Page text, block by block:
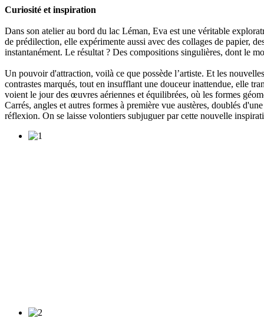
Curiosité et inspiration
Dans son atelier au bord du lac Léman, Eva est une véritable
de prédilection, elle expérimente aussi avec des collages de papier,
instantanément. Le résultat ? Des compositions singulières, dont le
Un pouvoir d'attraction, voilà ce que possède l’artiste. Et les
contrastes marqués, tout en insufflant une douceur inattendue, elle
voient le jour des œuvres aériennes et équilibrées, où les formes
Carrés, angles et autres formes à première vue austères, doublés
réflexion. On se laisse volontiers subjuguer par cette nouvelle